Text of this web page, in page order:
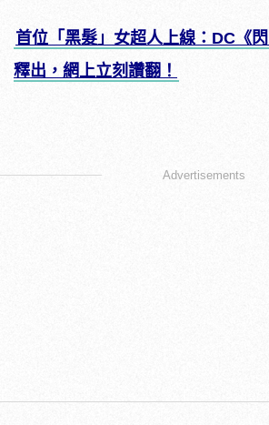
首位「黑髮」女超人上線：DC《
釋出，網上立刻讚翻！
Advertisements